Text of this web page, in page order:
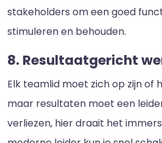
stakeholders om een goed
stimuleren en behouden.
8. Resultaatgericht
Elk teamlid moet zich op zijn of
maar resultaten moet een
verliezen, hier draait het